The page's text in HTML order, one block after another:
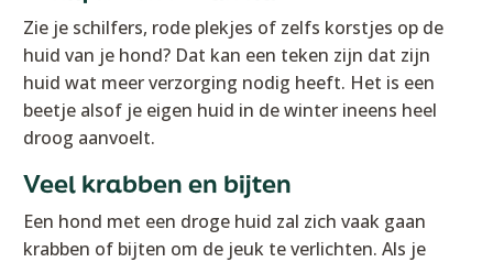
Zie je schilfers, rode plekjes of zelfs korstjes op de
huid van je hond? Dat kan een teken zijn dat zijn
huid wat meer verzorging nodig heeft. Het is een
beetje alsof je eigen huid in de winter ineens heel
droog aanvoelt.
Veel krabben en bijten
Een hond met een droge huid zal zich vaak gaan
krabben of bijten om de jeuk te verlichten. Als je